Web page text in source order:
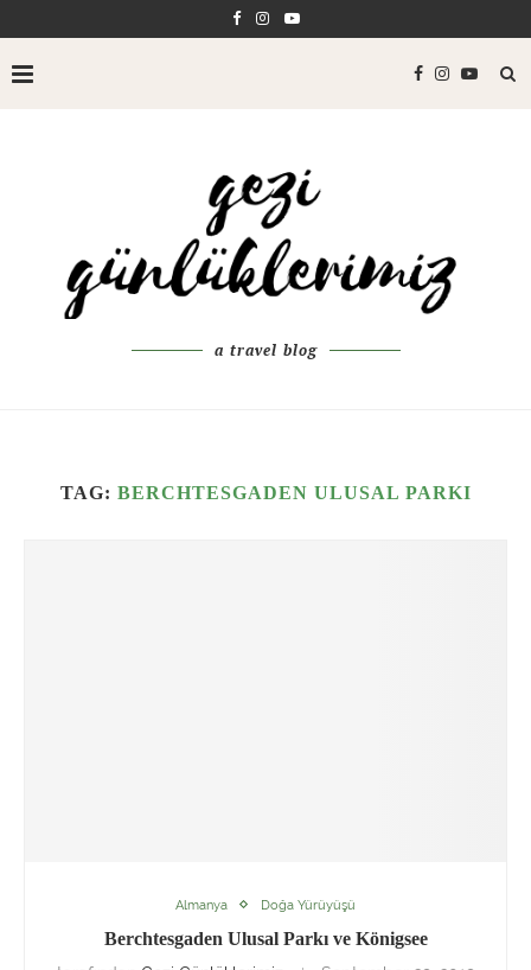
a travel blog
TAG: BERCHTESGADEN ULUSAL PARKI
Almanya Doğa Yürüyüşü
Berchtesgaden Ulusal Parkı ve Königsee